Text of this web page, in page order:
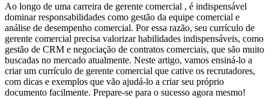
Ao longo de uma carreira de gerente comercial , é indispensável
dominar responsabilidades como gestão da equipe comercial e
análise de desempenho comercial. Por essa razão, seu currículo de
gerente comercial precisa valorizar habilidades indispensáveis, como
gestão de CRM e negociação de contratos comerciais, que são muito
buscadas no mercado atualmente. Neste artigo, vamos ensiná-lo a
criar um currículo de gerente comercial que cative os recrutadores,
com dicas e exemplos que vão ajudá-lo a criar seu próprio
documento facilmente. Prepare-se para o sucesso agora mesmo!